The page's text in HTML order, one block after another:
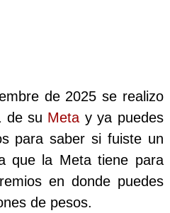
de 2025 se realizo
de su Meta y ya puedes
para saber si fuiste un
que la Meta tiene para
en donde puedes
de pesos.